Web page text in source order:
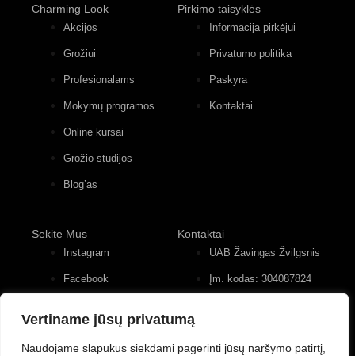
Vertiname jūsų privatumą
Naudojame slapukus siekdami pagerinti jūsų naršymo patirtį,
Charming Look
Akcijos
Grožiui
Profesionalams
Mokymų programos
Online kursai
Grožio studijos
Blog’as
Pirkimo taisyklės
Informacija pirkėjui
Privatumo politika
Paskyra
Kontaktai
Sekite Mus
Instagram
Facebook
Kontaktai
UAB Žavingas Žvilgsnis
Įm. kodas: 304087824